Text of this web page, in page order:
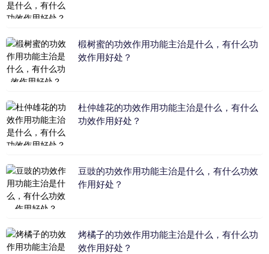
椴树蜜的功效作用功能主治是什么，有什么功
效作用好处？
杜仲雄花的功效作用功能主治是什么，有什么
功效作用好处？
豆豉的功效作用功能主治是什么，有什么功效
作用好处？
烤橘子的功效作用功能主治是什么，有什么功
效作用好处？